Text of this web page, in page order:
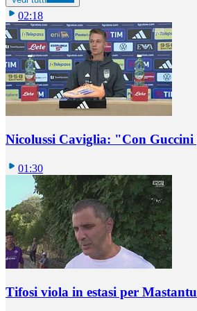
02:18
Nicolussi Caviglia: "Con
01:30
Tifosi viola in estasi per